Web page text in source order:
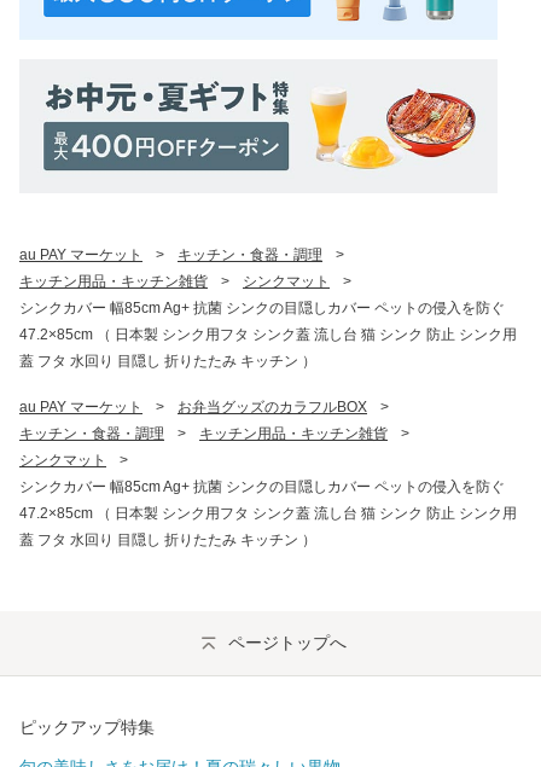
au PAY マーケット > キッチン・食器・調理
>
キッチン用品・キッチン雑貨
> シンクマット
>
シンクカバー 幅85cm Ag+ 抗菌 シンクの目隠しカバー ペットの侵入を防ぐ
47.2×85cm （ 日本製 シンク用フタ シンク蓋 流し台 猫 シンク 防止 シンク用
蓋 フタ 水回り 目隠し 折りたたみ キッチン ）
au PAY マーケット > お弁当グッズのカラフルBOX
>
キッチン・食器・調理
> キッチン用品・キッチン雑貨
>
シンクマット
>
シンクカバー 幅85cm Ag+ 抗菌 シンクの目隠しカバー ペットの侵入を防ぐ
47.2×85cm （ 日本製 シンク用フタ シンク蓋 流し台 猫 シンク 防止 シンク用
蓋 フタ 水回り 目隠し 折りたたみ キッチン ）
ページトップへ
ピックアップ特集